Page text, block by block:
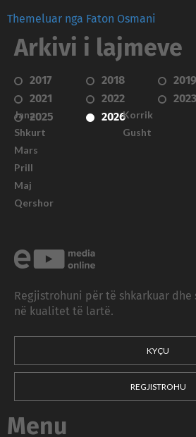
Themeluar nga Faton Osmani
Arkivi i lajmeve
2017 2018 2019
2021
2022 2023
2025
2026
Janar
Shkurt
Mars
Prill
Maj
Qershor
Korrik
Gusht
Regjistrohuni për të shkarkuar
në kualitet të lartë.
KYÇU
REGJISTROHU
Menu